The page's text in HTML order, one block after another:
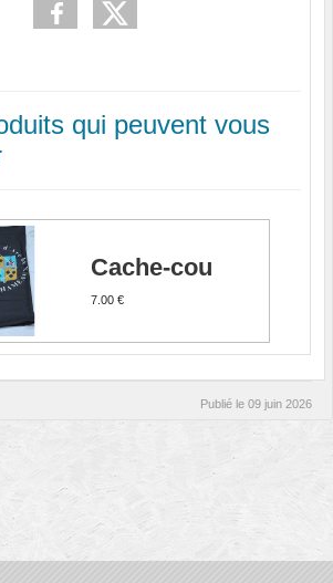
qui peuvent vous
Cache-cou
7.00 €
Publié le 09 juin 2026